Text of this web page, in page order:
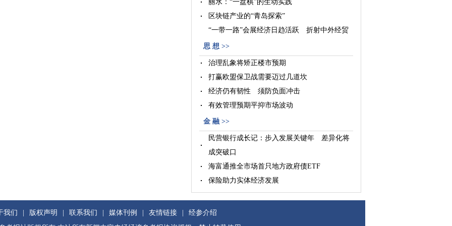
丽水：“一盘棋”的生动实践
区块链产业的“青岛探索”
“一带一路”会展经济日趋活跃 折射中外经贸
合作深化
思 想 >>
治理乱象将矫正楼市预期
打赢欧盟保卫战需要迈过几道坎
经济仍有韧性 须防负面冲击
有效管理预期平抑市场波动
金 融 >>
民营银行成长记：步入发展关键年 差异化将
成突破口
海富通推全市场首只地方政府债ETF
保险助力实体经济发展
兴业北分爱心助力育贤公益基金
我们 版权声明 联系我们 媒体刊例 友情链接
经参介绍